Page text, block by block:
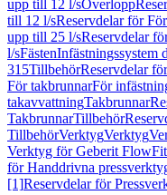
upp till 12 l/sÖverlopp
till 12 l/sReservdelar för
upp till 25 l/sReservdelar
l/sFästenInfästningssystem
315TillbehörReservdelar
För takbrunnarFör
takavvattningTakbrunnar
TakbrunnarTillbehör
TillbehörVerktygVerktyg
Verktyg för Geberit FlowFit
för Handdrivna
[1]Reservdelar för